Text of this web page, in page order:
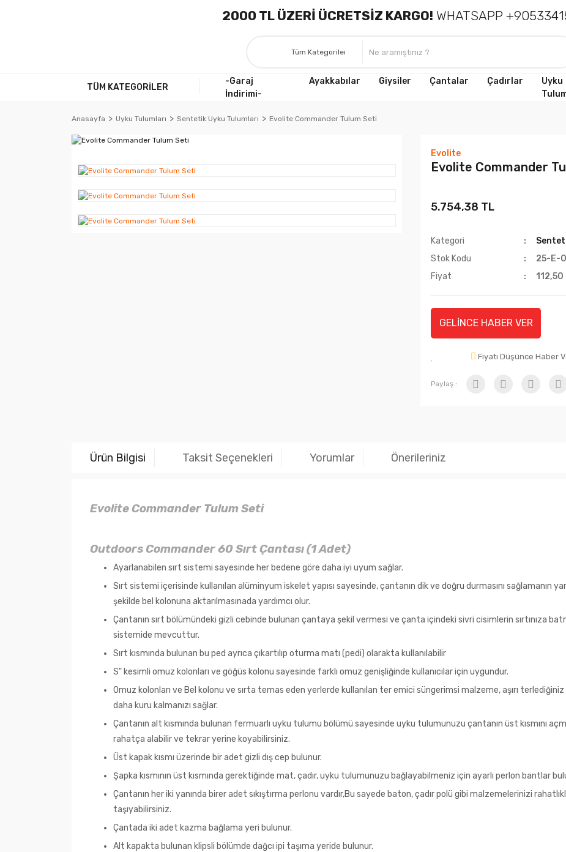
2000 TL ÜZERİ ÜCRETSİZ KARGO! WHATSAPP
TÜM KATEGORİLER
-Garaj
İndirimi-
Ayakkabılar Giysiler Çantalar Çadırlar
Uyku
Anasayfa Uyku Tulumları Sentetik Uyku Tulumları Evolite Commander Tulum Seti
Evolite
Evolite Commander
5.754,38 TL
Kategori
Stok Kodu
25-E-
Fiyat
112,50
GELİNCE HABER VER
Fiyatı Düşünce Haber
Paylaş :
Ürün Bilgisi Taksit Seçenekleri Yorumlar Önerileriniz
Evolite Commander Tulum Seti
Outdoors Commander 60 Sırt Çantası (1 Adet)
Ayarlanabilen sırt sistemi sayesinde her bedene göre daha iyi uyum sağlar.
Sırt sistemi içerisinde kullanılan alüminyum iskelet yapısı sayesinde, çantanın dik ve doğru durmasını sağlamanın
şekilde bel kolonuna aktarılmasınada yardımcı olur.
Çantanın sırt bölümündeki gizli cebinde bulunan çantaya şekil vermesi ve çanta içindeki sivri cisimlerin sırtınıza
sistemide mevcuttur.
Sırt kısmında bulunan bu ped ayrıca çıkartılıp oturma matı (pedi) olarakta kullanılabilir
S" kesimli omuz kolonları ve göğüs kolonu sayesinde farklı omuz genişliğinde kullanıcılar için uygundur.
Omuz kolonları ve Bel kolonu ve sırta temas eden yerlerde kullanılan ter emici süngerimsi malzeme, aşırı
daha kuru kalmanızı sağlar.
Çantanın alt kısmında bulunan fermuarlı uyku tulumu bölümü sayesinde uyku tulumunuzu çantanın üst kısmını
rahatça alabilir ve tekrar yerine koyabilirsiniz.
Üst kapak kısmı üzerinde bir adet gizli dış cep bulunur.
Şapka kısmının üst kısmında gerektiğinde mat, çadır, uyku tulumunuzu bağlayabilmeniz için ayarlı perlon bantlar
Çantanın her iki yanında birer adet sıkıştırma perlonu vardır,Bu sayede baton, çadır polü gibi malzemelerinizi
taşıyabilirsiniz.
Çantada iki adet kazma bağlama yeri bulunur.
Alt kapakta bulunan klipsli bölümde dağcı ipi taşıma yeride bulunur.